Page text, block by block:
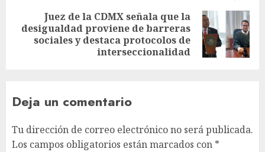
Juez de la CDMX señala que la
desigualdad proviene de barreras
sociales y destaca protocolos de
interseccionalidad
Deja un comentario
Tu dirección de correo electrónico no será publicada.
Los campos obligatorios están marcados con *